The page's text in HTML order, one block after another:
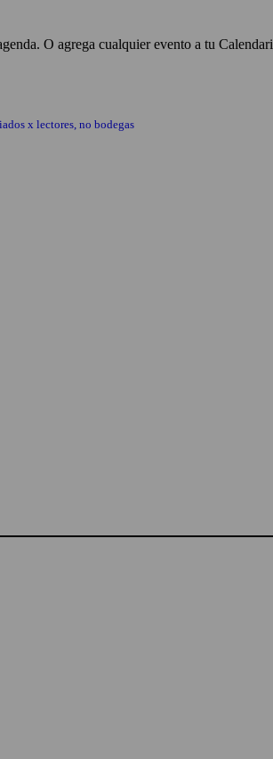
O agrega cualquier evento a tu
x lectores, no bodegas